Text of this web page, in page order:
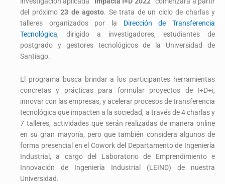
del próximo23 de agosto. Se trata de un ciclo de charlas y
talleres organizados por la Dirección de Transferencia
Tecnológica, dirigido a investigadores, estudiantes de
postgrado y gestores tecnológicos de la Universidad de
Santiago.
El programa busca brindar a los participantes herramientas
concretas y prácticas para formular proyectos de I+D+i,
innovar con las empresas, y acelerar procesos de transferencia
tecnológica que impacten a la sociedad, a través de 4 charlas y
7 talleres, actividades que serán realizadas de manera online
en su gran mayoría, pero que también considera algunos de
forma presencial en el Cowork del Departamento de Ingeniería
Industrial, a cargo del Laboratorio de Emprendimiento e
Innovación de Ingeniería Industrial (LEIND) de nuestra
Universidad.